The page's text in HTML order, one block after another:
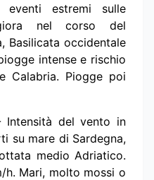
eventi estremi sulle
nel corso del
Basilicata occidentale
intense e rischio
Calabria. Piogge poi
Intensità del vento in
su mare di Sardegna,
medio Adriatico.
Mari, molto mossi o